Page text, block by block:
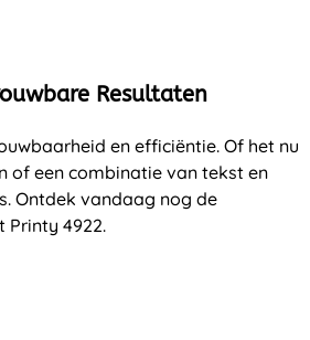
Resultaten
en efficiëntie. Of het nu
of een combinatie van tekst en
Ontdek vandaag nog de
Printy 4922.